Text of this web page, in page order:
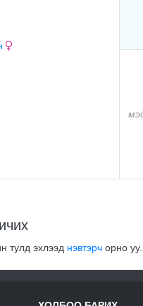
тулд эхлээд нэвтэрч орно уу.